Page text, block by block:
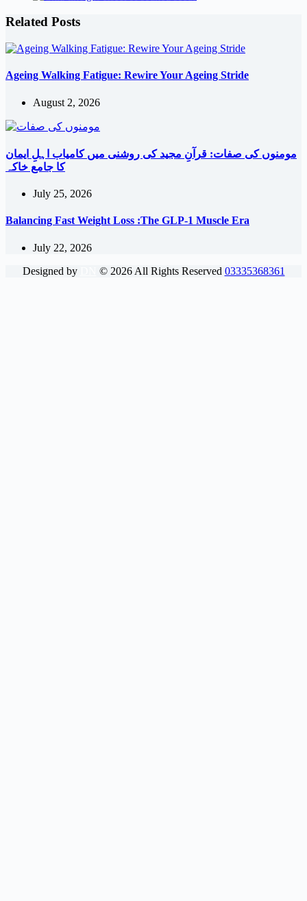
Related Posts
Ageing Walking Fatigue: Rewire Your Ageing Stride
August 2, 2026
مومنوں کی صفات: قرآنِ مجید کی روشنی میں کامیاب اہلِ ایمان
کا جامع خاکہ
July 25, 2026
Balancing Fast Weight Loss :The GLP-1 Muscle Era
July 22, 2026
Designed by
© 2026All Rights Reserved 03335368361